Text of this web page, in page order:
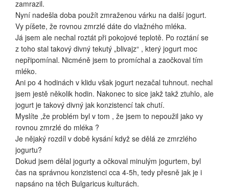
zamrazil.
Nyní nadešla doba použít zmraženou várku na další jogurt.
Vy píšete, že rovnou zmrzlé dáte do vlažného mléka.
Já jsem ale nechal roztát při pokojové teplotě. Po roztání se
z toho stal takový divný tekutý „blivajz“ , který jogurt moc
nepřipomínal. Nicméně jsem to promíchal a zaočkoval tím
mléko.
Ani po 4 hodinách v klidu však jogurt nezačal tuhnout. nechal
jsem jestě několik hodin. Nakonec to sice jakž takž ztuhlo, ale
jogurt je takový divný jak konzistencí tak chutí.
Myslíte ,že problém byl v tom , že jsem to nepoužil jako vy
rovnou zmrzlé do mléka ?
Je nějaký rozdíl v době kysání když se dělá ze zmrzlého
jogurtu?
Dokud jsem dělal jogurty a očkoval minulým jogurtem, byl
čas na správnou konzistenci cca 4-5h, tedy přesně jak je i
napsáno na těch Bulgaricus kulturách.